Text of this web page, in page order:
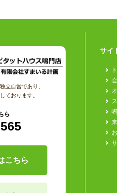
立自営であり、
ております。
ら
こちら
サイ